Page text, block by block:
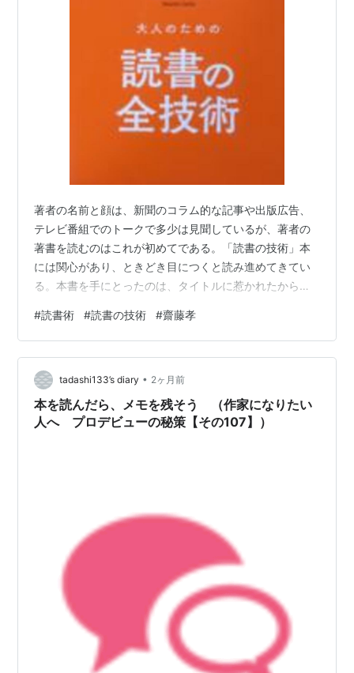
ISBN:4794211384
『人間劇場』新潮社ISBN:4104542016
『理想の国語教科書』文藝春秋ISBN:4163584803
『三色ボールペンで読む日本語』角川書店
ISBN:4048837370
『子どもに伝えたい＜三つの力＞』NHKブックス
『自然体のつくり方−レスポンスする身体へ』太郎次
郎社ISBN:481180662X
『声に出して読みたい日本語』草思社
ISBN:4794210493
『「できる人」はどこがちがうのか』ちくま新書
ISBN:4480059040
『身体感覚を取り戻す−腰・ハラ文化の再生』NHKブ
『スラムダンクを読み返せ!!』パラダイム
ISBN:4894905620
『子どもたちはなぜキレるのか』ちくま新書
ISBN:4480058117
『そんな友だちなら、いなくたっていいじゃない
か！齋藤孝の「ガツンと一発」シリーズ 第（3）巻』
PHP研究所
著者の名前と顔は、新聞のコラム的な記事や出版広告、
テレビ番組でのトークで多少は見聞しているが、著者の
著書を読むのはこれが初めてである。「読書の技術」本
には関心があり、ときどき目につくと読み進めてきてい
る。本書を手にとったのは、タイトルに惹かれたから。
ンで調べて見ると、本書と直接関連しそうなタイトルの
本が何冊か目に止まる。例えば、こんな本である。タイ
トルだけ記して見る。『齋藤孝の速読塾』『読書力』
『三色ボールペン情報活用術』『三色ボールペンで読む
日本語』『声に出して読みたい日本語』『全方位読書案
内』などである。 本書のタイトル「読書の全…
#読書術 #読書の技術 #齋藤孝
tadashi133’s diary • 2ヶ月前
本を読んだら、メモを残そう （作家になりたい
人へ プロデビューの秘策【その107】）